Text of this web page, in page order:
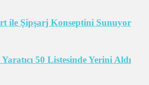
ile Şipşarj Konseptini Sunuyor
50 Listesinde Yerini Aldı